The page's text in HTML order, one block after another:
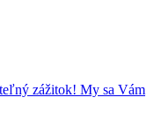
zážitok! My sa Vám